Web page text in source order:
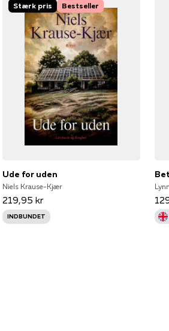
Stærk pris Bestseller
Ude for uden
Niels Krause-Kjær
219,95 kr
INDBUNDET